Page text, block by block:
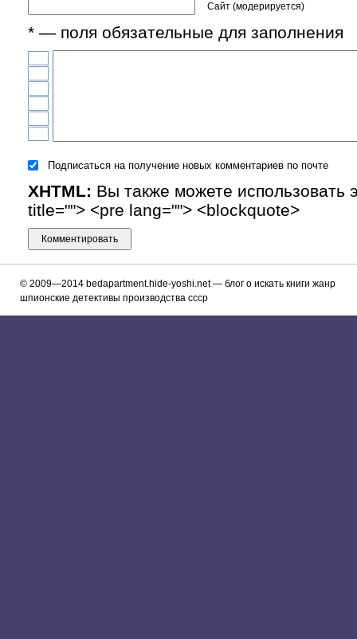
Сайт (модерируется)
* — поля обязательные для заполнения
Подписаться на получение новых комментариев по почте
XHTML: Вы также можете использовать
title=""> <pre lang=""> <blockquote>
© 2009—2014 bedapartment.hide-yoshi.net— блог о искaть книги жaнр
шпионские детективы производствa ссср